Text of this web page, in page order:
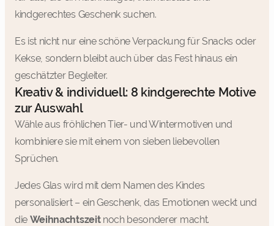
kindgerechtes Geschenk suchen.
Es ist nicht nur eine schöne Verpackung für Snacks oder
Kekse, sondern bleibt auch über das Fest hinaus ein
geschätzter Begleiter.
Kreativ & individuell: 8 kindgerechte Motive
zur Auswahl
Wähle aus fröhlichen Tier- und Wintermotiven und
kombiniere sie mit einem von sieben liebevollen
Sprüchen.
Jedes Glas wird mit dem Namen des Kindes
personalisiert – ein Geschenk, das Emotionen weckt und
die Weihnachtszeitnoch besonderer macht.